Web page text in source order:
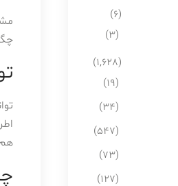
(6)
(3)
(1,628)
(19)
(34)
(547)
(73)
(127)